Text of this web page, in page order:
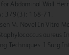
Abdominal Wall
379(3): 168-71.
M. Novel In Vitro
aureus
Techniques. J Surg